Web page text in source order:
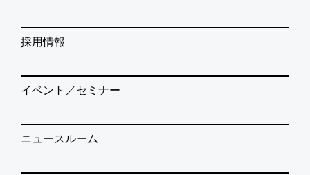
採用情報
イベント／セミナー
ニュースルーム